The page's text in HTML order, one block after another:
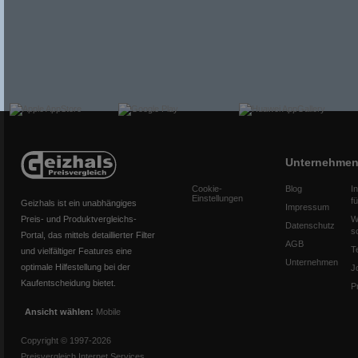
Geizhals ist ein unabhängiges
Preis- und Produktvergleichs-
Portal, das mittels detaillierter Filter
und vielfältiger Features eine
optimale Hilfestellung bei der
Kaufentscheidung bietet.
Ansicht wählen: Mobile
Copyright © 1997-2026
Cookie-
Einstellungen
Unternehmen
Blog
Impressum
Datenschutz
AGB
Unternehmen